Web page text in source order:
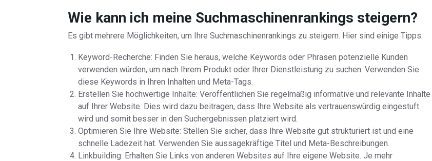
Wie kann ich meine Suchmaschinenrankings steigern?
Es gibt mehrere Möglichkeiten, um Ihre Suchmaschinenrankings zu steigern. Hier sind einige Tipps:
Keyword-Recherche: Finden Sie heraus, welche Keywords oder Phrasen potenzielle Kunden
verwenden würden, um nach Ihrem Produkt oder Ihrer Dienstleistung zu suchen. Verwenden Sie
diese Keywords in Ihren Inhalten und Meta-Tags.
Erstellen Sie hochwertige Inhalte: Veröffentlichen Sie regelmäßig informative und relevante Inhalte
auf Ihrer Website. Dies wird dazu beitragen, dass Ihre Website als vertrauenswürdig eingestuft
wird und somit besser in den Suchergebnissen platziert wird.
Optimieren Sie Ihre Website: Stellen Sie sicher, dass Ihre Website gut strukturiert ist und eine
schnelle Ladezeit hat. Verwenden Sie aussagekräftige Titel und Meta-Beschreibungen.
Linkbuilding: Erhalten Sie Links von anderen Websites auf Ihre eigene Website. Je mehr